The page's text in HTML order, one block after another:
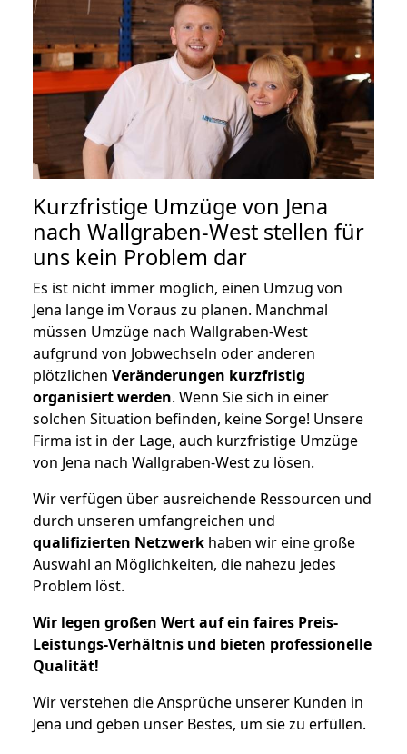
Kurzfristige Umzüge von Jena
nach Wallgraben-West stellen für
uns kein Problem dar
Es ist nicht immer möglich, einen Umzug von
Jena lange im Voraus zu planen. Manchmal
müssen Umzüge nach Wallgraben-West
aufgrund von Jobwechseln oder anderen
plötzlichen Veränderungen kurzfristig
organisiert werden. Wenn Sie sich in einer
solchen Situation befinden, keine Sorge! Unsere
Firma ist in der Lage, auch kurzfristige Umzüge
von Jena nach Wallgraben-West zu lösen.
Wir verfügen über ausreichende Ressourcen und
durch unseren umfangreichen und
qualifizierten Netzwerk haben wir eine große
Auswahl an Möglichkeiten, die nahezu jedes
Problem löst.
Wir legen großen Wert auf ein faires Preis-
Leistungs-Verhältnis und bieten professionelle
Qualität!
Wir verstehen die Ansprüche unserer Kunden in
Jena und geben unser Bestes, um sie zu erfüllen.